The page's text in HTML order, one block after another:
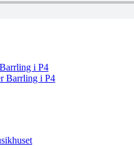
i P4
Barrling i P4